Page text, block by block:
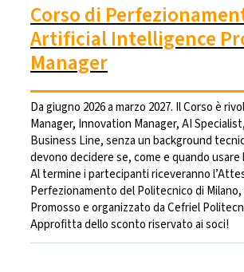
Corso di
Artificial Intelligence
Manager
Da giugno 2026 a marzo 2027. Il Corso è
Manager, Innovation Manager, AI
Business Line, senza un background
devono decidere se, come e quando usare
Al termine i partecipanti riceveranno
Perfezionamento del Politecnico di Milano,
Promosso e organizzato da Cefriel
Approfitta dello sconto riservato ai soci!